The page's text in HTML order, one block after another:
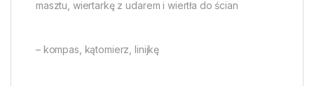
masztu, wiertarkę z udarem i wiertła do ścian
– kompas, kątomierz, linijkę